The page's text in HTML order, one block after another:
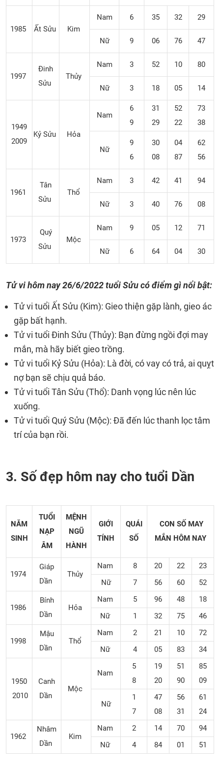
1985 Ất Sửu Kim
Nam 6 35 32 29
Nữ 9 06 76 47
1997
Đinh
Sửu
Thủy
Nam 3 52 10 80
Nữ 3 18 05 14
1949
2009
Kỷ Sửu Hỏa
Nam
6
9
31
29
52
22
73
38
Nữ
9
6
30
08
04
87
62
56
1961
Tân
Sửu
Thổ
Nam 3 42 41 94
Nữ 3 40 76 08
1973
Quý
Sửu
Mộc
Nam 9 05 12 71
Nữ 6 64 04 30
Tử vi hôm nay 26/6/2022 tuổi Sửu có điểm gì nổi bật:
Tử vi tuổi Ất Sửu (Kim): Gieo thiện gặp lành, gieo ác
gặp bất hạnh.
Tử vi tuổi Đinh Sửu (Thủy): Bạn đừng ngồi đợi may
mắn, mà hãy biết gieo trồng.
Tử vi tuổi Kỷ Sửu (Hỏa): Là đời, có vay có trả, ai quỵt
nợ bạn sẽ chịu quả báo.
Tử vi tuổi Tân Sửu (Thổ): Danh vọng lúc nên lúc
xuống.
Tử vi tuổi Quý Sửu (Mộc): Đã đến lúc thanh lọc tâm
trí của bạn rồi.
3. Số đẹp hôm nay cho tuổi Dần
NĂM
SINH
TUỔI
NẠP
ÂM
MỆNH
NGŨ
HÀNH
GIỚI
TÍNH
QUÁI
SỐ
CON SỐ MAY
MẮN HÔM NAY
1974
Giáp
Dần
Thủy
Nam 8 20 22
23
Nữ
7 56 60 52
1986
Bính
Dần
Hỏa
Nam 5 96 48
18
Nữ
1 32 75 46
1998
Mậu
Dần
Thổ
Nam 2 21 10
72
Nữ
4 05 83 34
1950
2010
Canh
Dần
Mộc
Nam
5
8
19
20
51
90
85
09
Nữ
1
7
47
08
56
31
61
24
1962
Nhâm
Dần
Kim
Nam 2 14 70
94
Nữ
4 84 01 51